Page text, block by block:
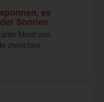
es
Sonnen
Mord von
zwischen